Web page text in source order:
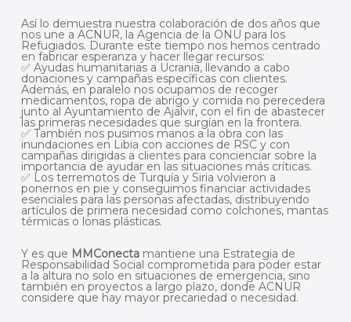
Así lo demuestra nuestra colaboración de dos años que
nos une a ACNUR, la Agencia de la ONU para los
Refugiados. Durante este tiempo nos hemos centrado
en fabricar esperanza y hacer llegar recursos:
✅ Ayudas humanitarias a Ucrania, llevando a cabo
donaciones y campañas específicas con clientes.
Además, en paralelo nos ocupamos de recoger
medicamentos, ropa de abrigo y comida no perecedera
junto al Ayuntamiento de Ajalvir, con el fin de abastecer
las primeras necesidades que surgían en la frontera.
✅ También nos pusimos manos a la obra con las
inundaciones en Libia con acciones de RSC y con
campañas dirigidas a clientes para concienciar sobre la
importancia de ayudar en las situaciones más críticas.
✅ Los terremotos de Turquía y Siria volvieron a
ponernos en pie y conseguimos financiar actividades
esenciales para las personas afectadas, distribuyendo
artículos de primera necesidad como colchones, mantas
térmicas o lonas plásticas.
Y es que MMConectamantiene una Estrategia de
Responsabilidad Social comprometida para poder estar
a la altura no solo en situaciones de emergencia, sino
también en proyectos a largo plazo, donde ACNUR
considere que hay mayor precariedad o necesidad.